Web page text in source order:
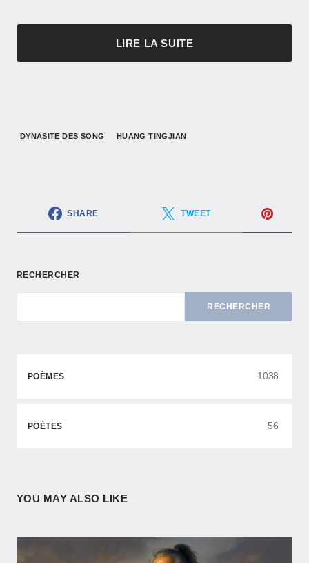
LIRE LA SUITE
DYNASITE DES SONG HUANG TINGJIAN
SHARE TWEET
RECHERCHER
RECHERCHER
POÈMES 1038
POÈTES 56
YOU MAY ALSO LIKE